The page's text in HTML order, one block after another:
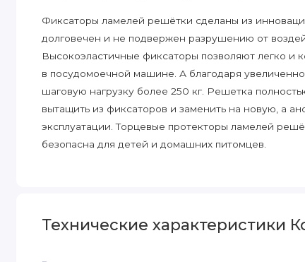
Фиксаторы ламелей решётки сделаны из
долговечен и не подвержен разрушению от
Высокоэластичные фиксаторы позволяют легко и
в посудомоечной машине. А благодаря
шаговую нагрузку более 250 кг. Решетка
вытащить из фиксаторов и заменить на новую, а
эксплуатации. Торцевые протекторы ламелей
безопасна для детей и домашних питомцев.
ATRIUM 5 высот, в том числе, наиболее
также ультратонкие конвекторы глубиной 75 мм
Технические характеристики